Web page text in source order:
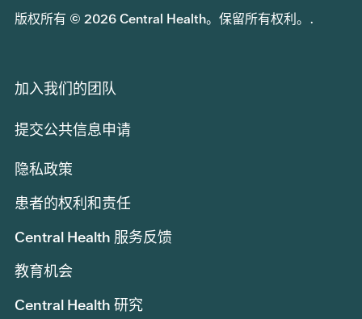
版权所有 © 2026 Central Health。保留所有权利。.
加入我们的团队
提交公共信息申请
隐私政策
患者的权利和责任
Central Health 服务反馈
教育机会
Central Health 研究